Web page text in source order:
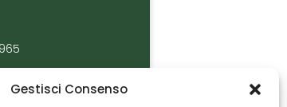
Gestisci Consenso